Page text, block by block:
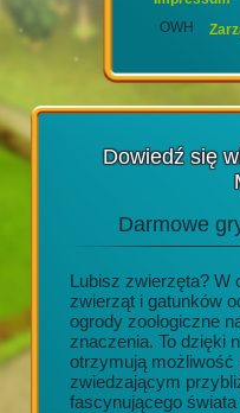
OWH
Dowiedź się
Darmowe
Lubisz zwierzęta? W
zwierząt i gatunków
ogrody zoologiczne
znaczenia. To dzięki
otrzymują możliwość
zwiedzającym
fascynującego